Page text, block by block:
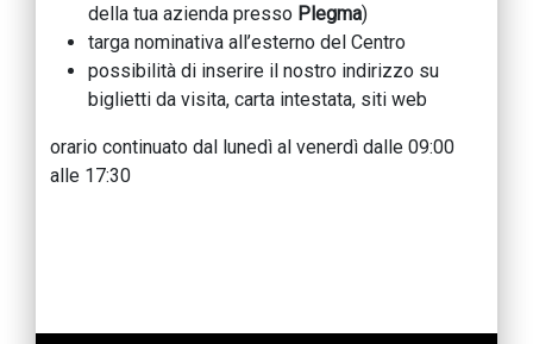
della tua azienda presso Plegma)
targa nominativa all’esterno del Centro
possibilità di inserire il nostro indirizzo su
biglietti da visita, carta intestata, siti web
orario continuato dal lunedì al venerdì dalle 09:00
alle 17:30